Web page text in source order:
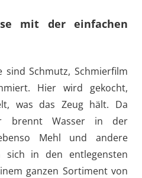
mit der einfachen
sind Schmutz, Schmierfilm
Hier wird gekocht,
was das Zeug hält. Da
brennt Wasser in der
Mehl und andere
sich in den entlegensten
ganzen Sortiment von